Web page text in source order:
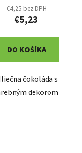
€4,25 bez DPH
€5,23
DO KOŠÍKA
čokoláda s
dekorom